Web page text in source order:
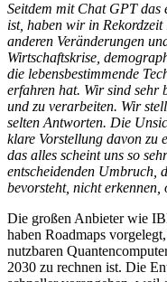
Seitdem mit Chat GPT
ist, haben wir in Rekordzeit
anderen Veränderungen
Wirtschaftskrise,
die lebensbestimmende
erfahren hat. Wir sind sehr
und zu verarbeiten. Wir
selten Antworten. Die
klare Vorstellung davon zu
das alles scheint uns so
entscheidenden Umbruch,
bevorsteht, nicht
Die großen Anbieter wie
haben Roadmaps
nutzbaren
2030 zu rechnen ist. Die